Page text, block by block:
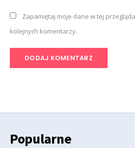
Zapamiętaj moje dane w tej
kolejnych komentarzy.
Popularne